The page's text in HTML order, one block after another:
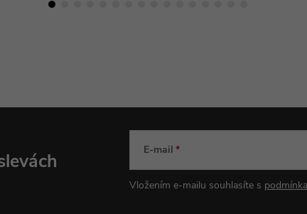
E-mail
Vložením e-mailu souhlasíte s